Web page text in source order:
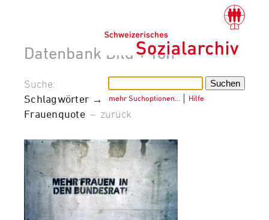
Datenbank Bild + Ton
mehr Suchoptionen… Hilfe
Suche:
Schlagwörter →
Frauenquote– zurück